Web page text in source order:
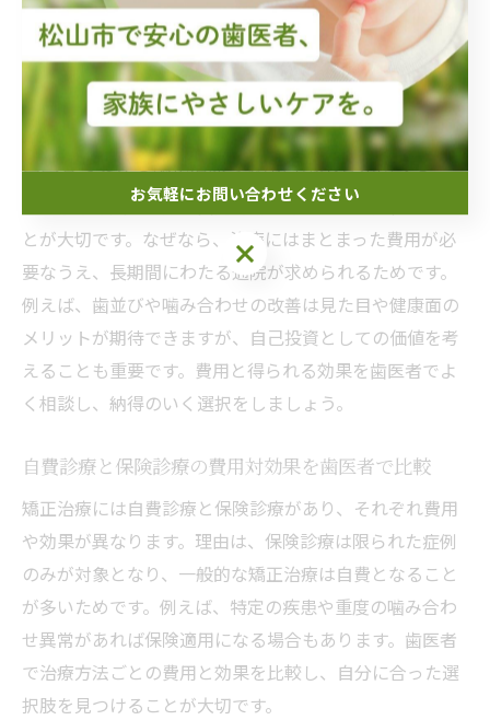
費用対効果で考える歯医者の矯正治
療
歯医者で受ける矯正治療の費用対効果を見極める
矯正治療を受ける際、費用対効果をしっかり見極めるこ
とが大切です。なぜなら、治療にはまとまった費用が必
要なうえ、長期間にわたる通院が求められるためです。
例えば、歯並びや噛み合わせの改善は見た目や健康面の
メリットが期待できますが、自己投資としての価値を考
えることも重要です。費用と得られる効果を歯医者でよ
く相談し、納得のいく選択をしましょう。
自費診療と保険診療の費用対効果を歯医者で比較
矯正治療には自費診療と保険診療があり、それぞれ費用
や効果が異なります。理由は、保険診療は限られた症例
のみが対象となり、一般的な矯正治療は自費となること
が多いためです。例えば、特定の疾患や重度の噛み合わ
せ異常があれば保険適用になる場合もあります。歯医者
で治療方法ごとの費用と効果を比較し、自分に合った選
択肢を見つけることが大切です。
お気軽にお問い合わせください
お気軽にお問い合わせください